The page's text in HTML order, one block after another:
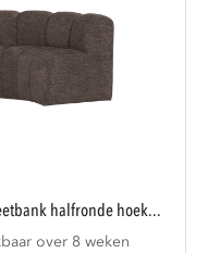
eetbank halfronde hoek...
over 8 weken